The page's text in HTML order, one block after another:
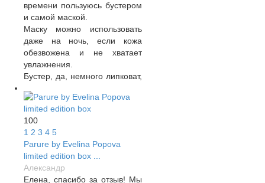
времени пользуюсь бустером
и самой маской.
Маску можно использовать
даже на ночь, если кожа
обезвожена и не хватает
увлажнения.
Бустер, да, немного липковат,
нужно время чтобы он
впитался. У бустера
отличный лифтинг эффект.
Если нет времени ждать,
когда впитается, а хочется
сразу - наношу крем, либо
Repulp, либо любой другой
100
1 2 3 4 5
Parure by Evelina Popova
limited edition box ...
Александр
Елена, спасибо за отзыв! Мы